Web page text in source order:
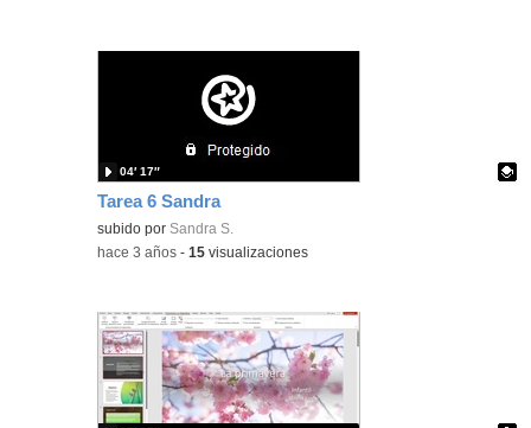
Tarea 6 Sandra
Contenido educativo.
subido por Sandra S.
04′ 17″
-hace 3 años -15 visualizaciones